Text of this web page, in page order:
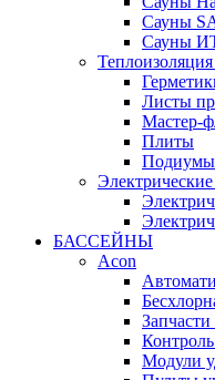
Сауны
Сауны
Листы
Мастер-
Плиты
Подиумы
БАССЕЙНЫ
Acon
Модули